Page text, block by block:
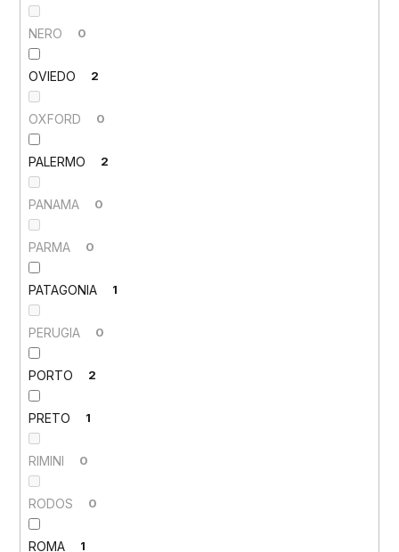
NERO 0
OVIEDO 2
OXFORD 0
PALERMO 2
PANAMA 0
PARMA 0
PATAGONIA 1
PERUGIA 0
PORTO 2
PRETO 1
RIMINI 0
RODOS 0
ROMA 1